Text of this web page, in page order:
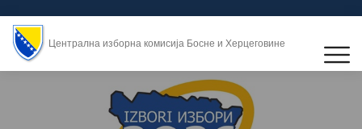
Централна изборна комисија Босне и Херцеговине